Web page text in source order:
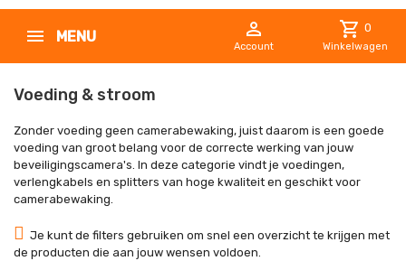

Account
shopping_cart 0
Winkelwagen
MENU
Voeding & stroom
Zonder voeding geen camerabewaking, juist daarom is een goede
voeding van groot belang voor de correcte werking van jouw
beveiligingscamera's. In deze categorie vindt je voedingen,
verlengkabels en splitters van hoge kwaliteit en geschikt voor
camerabewaking.
Je kunt de filters gebruiken om snel een overzicht te krijgen met
de producten die aan jouw wensen voldoen.